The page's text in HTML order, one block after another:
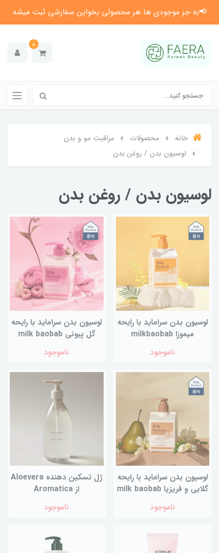
📢به جز موجودی ها هر محصولی بخواین سفارشی ثبت میشه
0
خانه محصولات
مراقبت مو و بدن
لوسیون بدن / روغن بدن
لوسیون بدن / روغن بدن
لوسیون بدن سراماید با رایحه
میموزا milkbaobab
ناموجود
لوسیون بدن سراماید با رایحه
گل پیونی milk baobab
ناموجود
لوسیون بدن سراماید با رایحه
گلابی و فریزیا milk baobab
ناموجود
ژل تسکین دهنده Aloevera
از Aromatica
ناموجود